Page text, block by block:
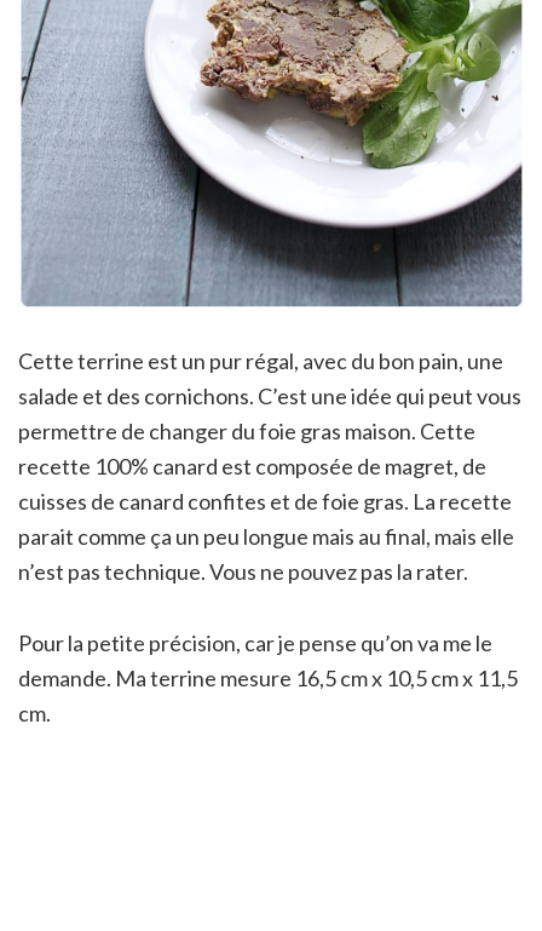
Cette terrine est un pur régal, avec du bon pain, une
salade et des cornichons. C’est une idée qui peut vous
permettre de changer du foie gras maison. Cette
recette 100% canard est composée de magret, de
cuisses de canard confites et de foie gras. La recette
parait comme ça un peu longue mais au final, mais elle
n’est pas technique. Vous ne pouvez pas la rater.
Pour la petite précision, car je pense qu’on va me le
demande. Ma terrine mesure 16,5 cm x 10,5 cm x 11,5
cm.